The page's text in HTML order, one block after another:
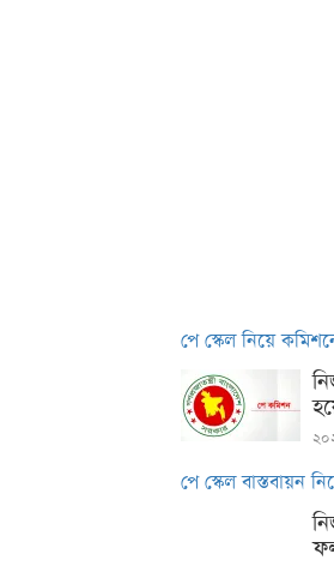
পে স্কেল নিয়ে
পে স্কেল বাস্তবায়ন